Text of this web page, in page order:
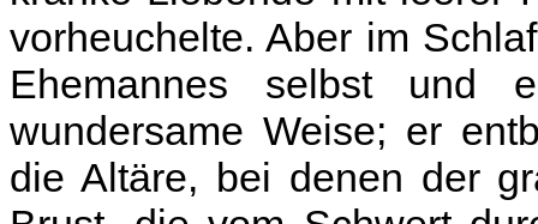
vorheuchelte. Aber im
Ehemannes selbst und
wundersame Weise; er
die Altäre, bei denen der